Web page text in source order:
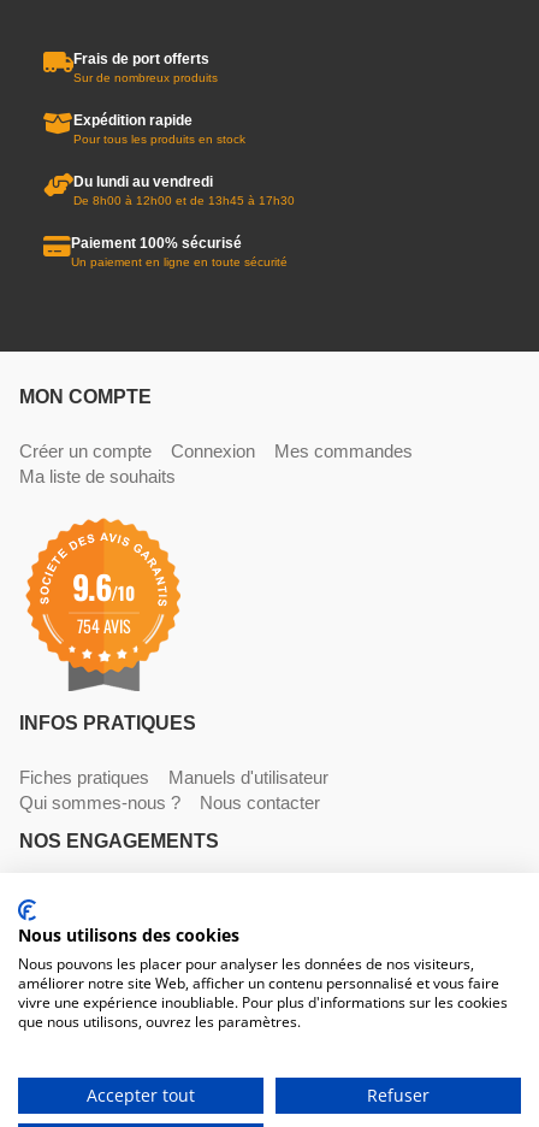
HT
Frais de port offerts
Sur de nombreux produits
Expédition rapide
Pour tous les produits en stock
Du lundi au vendredi
De 8h00 à 12h00 et de 13h45 à 17h30
Paiement 100% sécurisé
Un paiement en ligne en toute sécurité
MON COMPTE
Créer un compte Connexion
Mes commandes
Ma liste de souhaits
9.6/10
754 AVIS
INFOS PRATIQUES
Fiches pratiques
Manuels d'utilisateur
Qui sommes-nous ?
Nous contacter
NOS ENGAGEMENTS
Livraisons
NOS COORDONNÉES
530 avenue du Roucagnier , 34400 Lunel-Viel
04 67 58 38 57
Du lundi au vendredi, 8h00 - 12h00 / 13h45 à 17h30
Nous utilisons des cookies
Nous pouvons les placer pour analyser les données de nos visiteurs,
améliorer notre site Web, afficher un contenu personnalisé et vous faire
vivre une expérience inoubliable. Pour plus d'informations sur les cookies
que nous utilisons, ouvrez les paramètres.
Accepter tout Refuser